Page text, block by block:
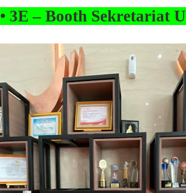
• 3E – Booth Sekretariat